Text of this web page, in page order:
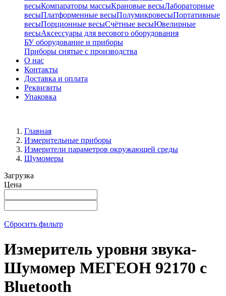
весыКомпараторы массыКрановые весыЛабораторные
весыПлатформенные весыПолумикровесыПортативные
весыПорционные весыСчётные весыЮвелирные
весыАксессуары для весового оборудования
БУ оборудование и приборы
Приборы снятые с производства
О нас
Контакты
Доставка и оплата
Реквизиты
Упаковка
Главная
Измерительные приборы
Измерители параметров окружающей среды
Шумомеры
Загрузка
Цена
Сбросить фильтр
Измеритель уровня звука-
Шумомер МЕГЕОН 92170 с
Bluetooth